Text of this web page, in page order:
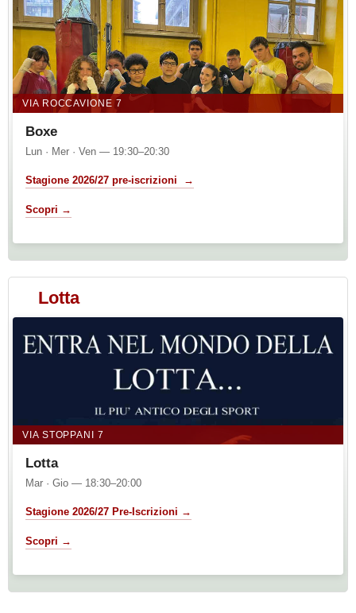
VIA ROCCAVIONE 7
Boxe
Lun · Mer · Ven — 19:30–20:30
Stagione 2026/27 pre-iscrizioni →
Scopri →
Lotta
VIA STOPPANI 7
Lotta
Mar · Gio — 18:30–20:00
Stagione 2026/27 Pre-Iscrizioni →
Scopri →